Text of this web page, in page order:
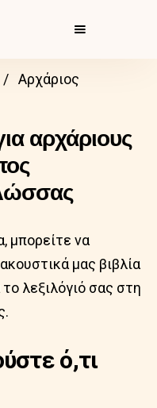
Αρχάριος
αρχάριους
μπορείτε να
μας βιβλία
λεξιλόγιό σας στη
ό,τι